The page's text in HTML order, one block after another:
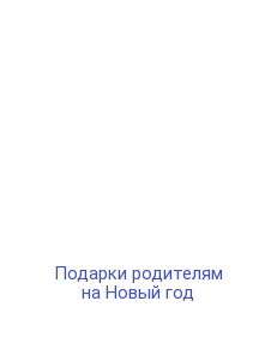
Подарки родителям
на Новый год